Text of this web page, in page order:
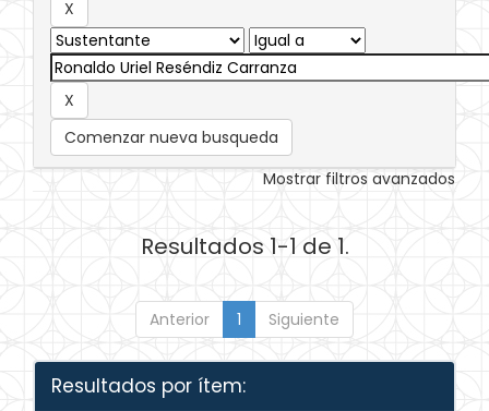
Comenzar nueva busqueda
Mostrar filtros avanzados
Resultados 1-1 de 1.
Anterior 1 Siguiente
Resultados por ítem: